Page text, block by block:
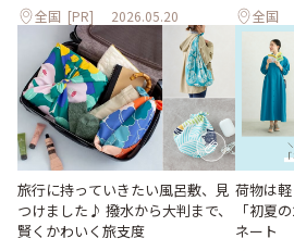
全国 [PR] 2026.05.20 全国
旅行に持っていきたい風呂敷、見
つけました♪ 撥水から大判まで、
賢くかわいく旅支度
荷物は軽
「初夏
ネート